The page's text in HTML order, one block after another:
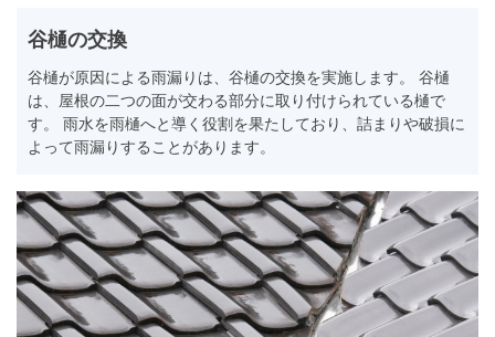
谷樋の交換
谷樋が原因による雨漏りは、谷樋の交換を実施します。 谷樋
は、屋根の二つの面が交わる部分に取り付けられている樋で
す。 雨水を雨樋へと導く役割を果たしており、詰まりや破損に
よって雨漏りすることがあります。